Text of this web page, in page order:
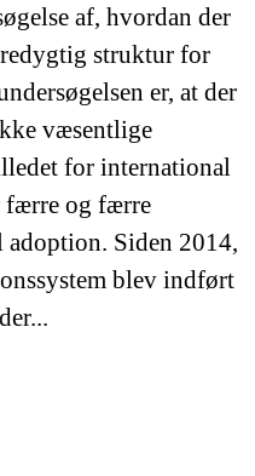
af, hvordan der
struktur for
er, at der
væsentlige
for international
færre og færre
adoption. Siden 2014,
blev indført